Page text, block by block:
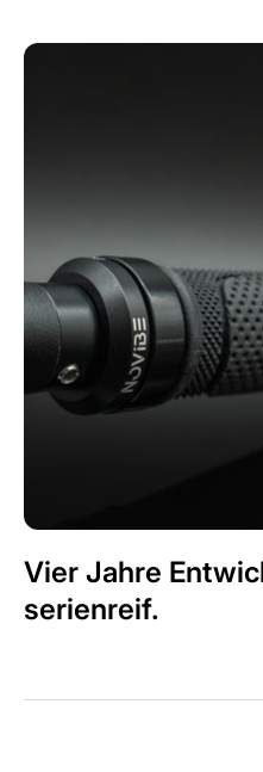
Vier Jahre
serienreif.